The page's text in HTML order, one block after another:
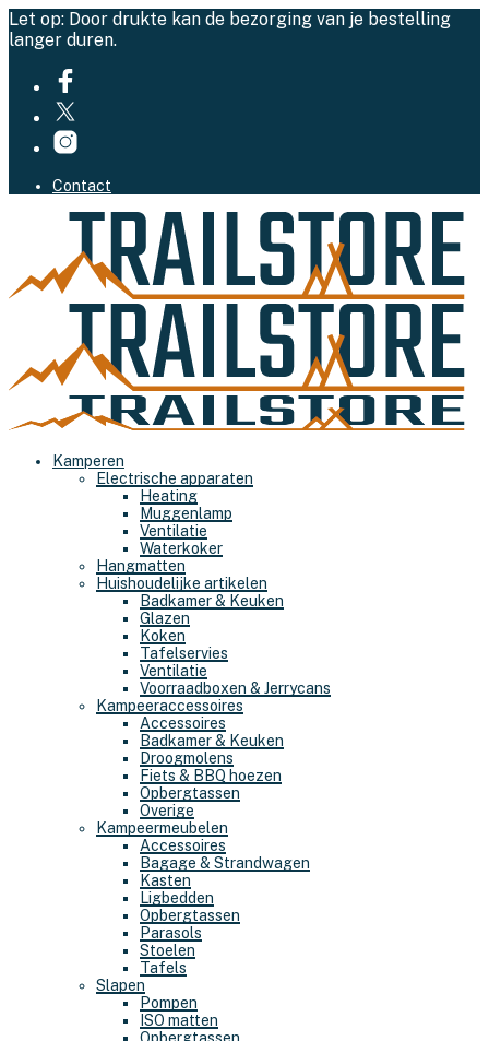
Let op: Door drukte kan de bezorging van je bestelling
langer duren.
Contact
Kamperen
Electrische apparaten
Heating
Muggenlamp
Ventilatie
Waterkoker
Hangmatten
Huishoudelijke artikelen
Badkamer & Keuken
Glazen
Koken
Tafelservies
Ventilatie
Voorraadboxen & Jerrycans
Kampeeraccessoires
Accessoires
Badkamer & Keuken
Droogmolens
Fiets & BBQ hoezen
Opbergtassen
Overige
Kampeermeubelen
Accessoires
Bagage & Strandwagen
Kasten
Ligbedden
Opbergtassen
Parasols
Stoelen
Tafels
Slapen
Pompen
ISO matten